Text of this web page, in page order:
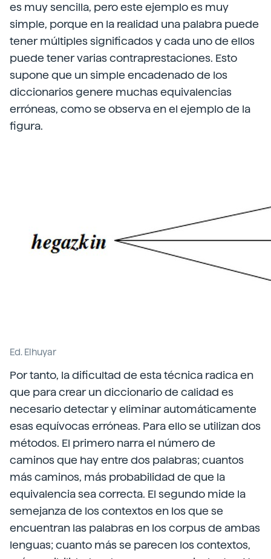
es muy sencilla, pero este ejemplo es muy
simple, porque en la realidad una palabra puede
tener múltiples significados y cada uno de ellos
puede tener varias contraprestaciones. Esto
supone que un simple encadenado de los
diccionarios genere muchas equivalencias
erróneas, como se observa en el ejemplo de la
figura.
Ed. Elhuyar
Por tanto, la dificultad de esta técnica radica en
que para crear un diccionario de calidad es
necesario detectar y eliminar automáticamente
esas equívocas erróneas. Para ello se utilizan dos
métodos. El primero narra el número de
caminos que hay entre dos palabras; cuantos
más caminos, más probabilidad de que la
equivalencia sea correcta. El segundo mide la
semejanza de los contextos en los que se
encuentran las palabras en los corpus de ambas
lenguas; cuanto más se parecen los contextos,